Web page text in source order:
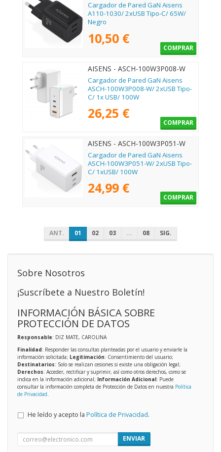
Cargador de Pared GaN Aisens
A110-1030/ 2xUSB Tipo-C/ 65W/
Negro
10,50 €
COMPRAR
AISENS - ASCH-100W3P008-W
Cargador de Pared GaN Aisens
ASCH-100W3P008-W/ 2xUSB Tipo-
C/ 1x USB/ 100W
26,25 €
COMPRAR
AISENS - ASCH-100W3P051-W
Cargador de Pared GaN Aisens
ASCH-100W3P051-W/ 2xUSB Tipo-
C/ 1xUSB/ 100W
24,99 €
COMPRAR
ANT. 01 02 03 ... 08 SIG.
Sobre Nosotros
¡Suscríbete a Nuestro Boletín!
INFORMACIÓN BÁSICA SOBRE
PROTECCIÓN DE DATOS
Responsable: DIZ MATE, CAROLINA
Finalidad: Responder las consultas planteadas por el usuario y enviarle la
información solicitada; Legitimación: Consentimiento del usuario;
Destinatarios: Solo se realizan cesiones si existe una obligación legal;
Derechos: Acceder, rectificar y suprimir, así como otros derechos, como se
indica en la información adicional; Información Adicional: Puede
consultar la información completa de Protección de Datos en nuestra Política
de Privacidad.
He leído y acepto la Política de Privacidad.
ENVIAR